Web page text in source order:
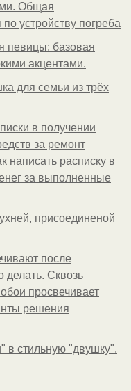
Общая
устройству погреба
певицы: базовая
акцентами.
для семьи из трёх
в получении
за ремонт
написать расписку в
за выполненные
присоединеной
после
делать. Сквозь
просвечивает
решения
в стильную "двушку".